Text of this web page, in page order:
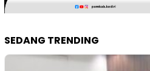
SEDANG TRENDING